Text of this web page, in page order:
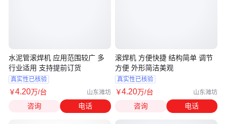
水泥管滚焊机 应用范围较广 多
行业适用 支持提前订货
真实性已核验
￥4.20万/台 山东潍坊
咨询 电话
滚焊机 方便快捷 结构简单 调节
方便 外形简洁美观
真实性已核验
￥4.20万/台 山东潍坊
咨询 电话